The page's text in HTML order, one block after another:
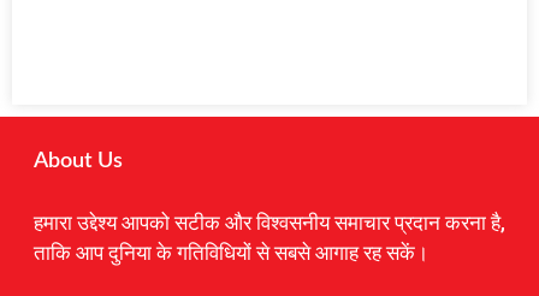
About Us
हमारा उद्देश्य आपको सटीक और विश्वसनीय समाचार प्रदान करना है,
ताकि आप दुनिया के गतिविधियों से सबसे आगाह रह सकें।